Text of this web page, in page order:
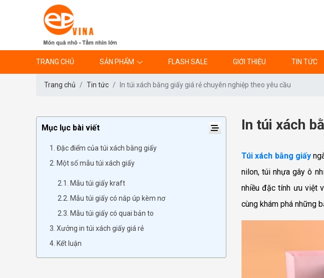
TRANG CHỦ SẢN PHẨM FLASH SALE GIỚI THIỆU TIN TỨC
Trang chủ Tin tức In túi xách bằng giấy giá rẻ chuyên nghiệp theo yêu cầu
In túi xách
Túi xách bằng giấy
nilon, túi nhựa gây ô
nhiều đặc tính ưu việt
cùng khám phá những
Mục lục bài viết
1. Đặc điểm của túi xách bằng giấy
2. Một số mẫu túi xách giấy
2.1. Mẫu túi giấy kraft
2.2. Mẫu túi giấy có nắp úp kèm nơ
2.3. Mẫu túi giấy có quai bản to
3. Xưởng in túi xách giấy giá rẻ
4. Kết luận